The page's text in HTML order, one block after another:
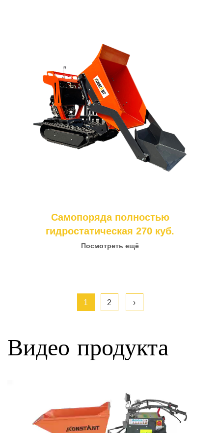
Самопоряда полностью
гидростатическая 270 куб.
Посмотреть ещё
1 2 ›
Видео продукта